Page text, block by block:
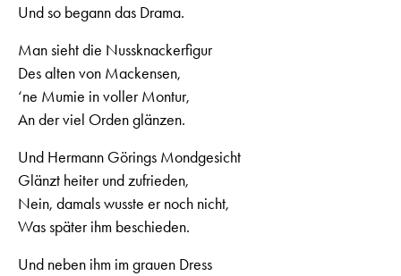
Und so begann das Drama.
Man sieht die Nussknackerfigur
Des alten von Mackensen,
‘ne Mumie in voller Montur,
An der viel Orden glänzen.
Und Hermann Görings Mondgesicht
Glänzt heiter und zufrieden,
Nein, damals wusste er noch nicht,
Was später ihm beschieden.
Und neben ihm im grauen Dress